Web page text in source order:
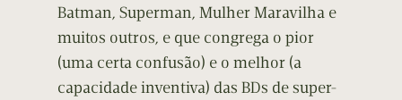
Batman, Superman, Mulher Maravilha e
muitos outros, e que congrega o pior
(uma certa confusão) e o melhor (a
capacidade inventiva) das BDs de super-